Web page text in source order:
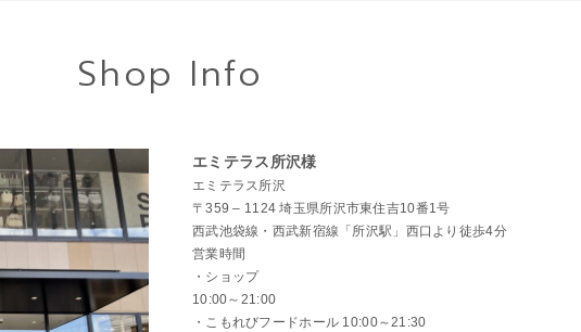
Shop Info
エミテラス所沢様
エミテラス所沢
〒359 – 1124 埼玉県所沢市東住吉10番1号
西武池袋線・西武新宿線「所沢駅」西口より徒歩4分
営業時間
・ショップ
10:00～21:00
・こもれびフードホール 10:00～21:30